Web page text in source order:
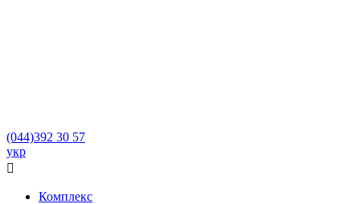
(044)392 30 57
укр

Комплекс